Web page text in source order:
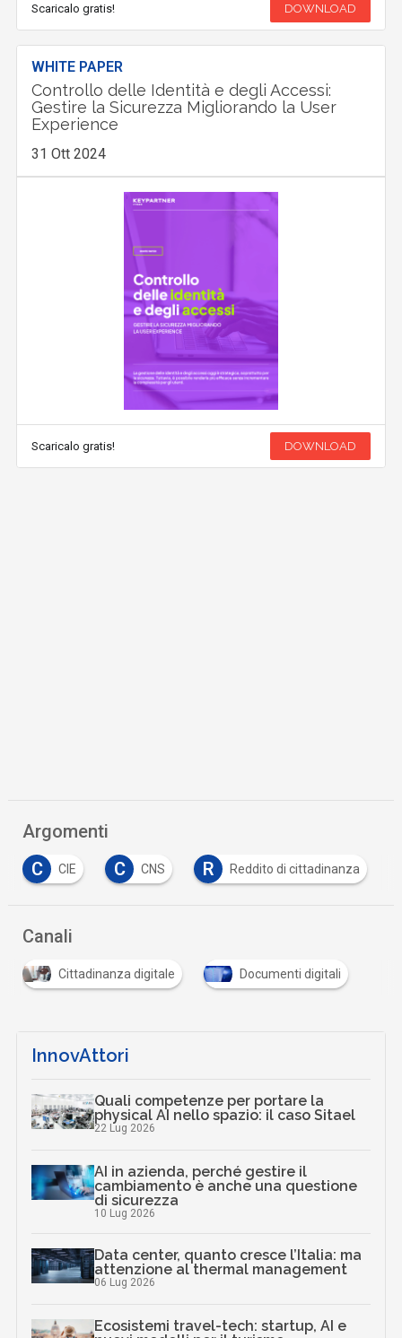
Scaricalo gratis! DOWNLOAD
WHITE PAPER
Controllo delle Identità e degli Accessi:
Gestire la Sicurezza Migliorando la User
Experience
31 Ott 2024
Scaricalo gratis! DOWNLOAD
Argomenti
C
CIE C CNS R Reddito di cittadinanza
Canali
Cittadinanza digitale Documenti digitali
InnovAttori
Quali competenze per portare la
physical AI nello spazio: il caso Sitael
22 Lug 2026
AI in azienda, perché gestire il
cambiamento è anche una questione
di sicurezza
10 Lug 2026
Data center, quanto cresce l’Italia: ma
attenzione al thermal management
06 Lug 2026
Ecosistemi travel-tech: startup, AI e